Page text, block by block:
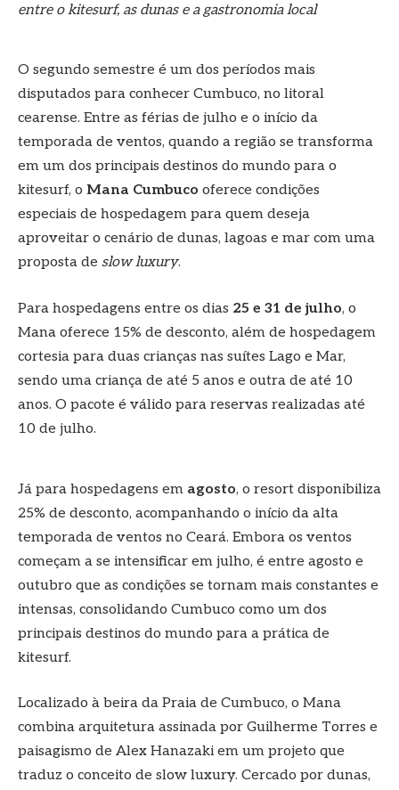
entre o kitesurf, as dunas e a gastronomia local
O segundo semestre é um dos períodos mais
disputados para conhecer Cumbuco, no litoral
cearense. Entre as férias de julho e o início da
temporada de ventos, quando a região se transforma
em um dos principais destinos do mundo para o
kitesurf, o Mana Cumbuco oferece condições
especiais de hospedagem para quem deseja
aproveitar o cenário de dunas, lagoas e mar com uma
proposta de slow luxury.
Para hospedagens entre os dias 25 e 31 de julho, o
Mana oferece 15% de desconto, além de hospedagem
cortesia para duas crianças nas suítes Lago e Mar,
sendo uma criança de até 5 anos e outra de até 10
anos. O pacote é válido para reservas realizadas até
10 de julho.
Já para hospedagens em agosto, o resort disponibiliza
25% de desconto, acompanhando o início da alta
temporada de ventos no Ceará. Embora os ventos
começam a se intensificar em julho, é entre agosto e
outubro que as condições se tornam mais constantes e
intensas, consolidando Cumbuco como um dos
principais destinos do mundo para a prática de
kitesurf.
Localizado à beira da Praia de Cumbuco, o Mana
combina arquitetura assinada por Guilherme Torres e
paisagismo de Alex Hanazaki em um projeto que
traduz o conceito de slow luxury. Cercado por dunas,